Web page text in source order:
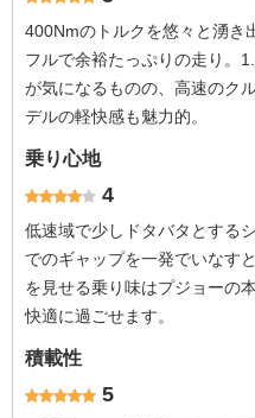
400Nmのトルクを悠々と湧き
フルで余裕たっぷりの走り。
が気になるものの、高速のク
デルの軽快感も魅力的。
乗り心地
4
低速域で少しドタバタとする
でのギャップを一発でいなす
を見せる乗り味はプジョーの
快適に過ごせます。
積載性
5